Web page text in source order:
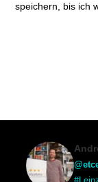
speichern, bis ich